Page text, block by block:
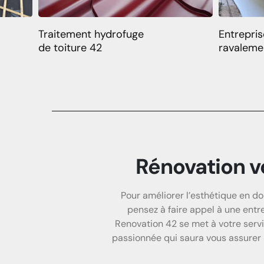
Traitement hydrofuge
de toiture 42
Rénovation
Pour améliorer l’esthétique en
pensez à faire appel à une
Renovation 42 se met à votre
passionnée qui saura vous